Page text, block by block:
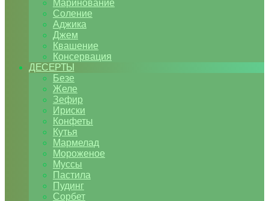
Маринование
Соление
Аджика
Джем
Квашение
Консервация
ДЕСЕРТЫ
Безе
Желе
Зефир
Ириски
Конфеты
Кутья
Мармелад
Мороженое
Муссы
Пастила
Пудинг
Сорбет